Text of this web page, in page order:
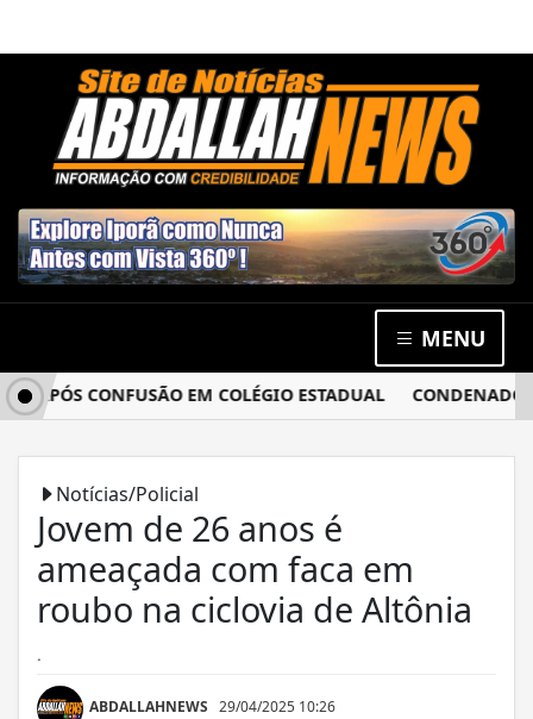
MENU
CONFUSÃO EM COLÉGIO ESTADUAL CONDENADO
Notícias/Policial
Jovem de 26 anos é
ameaçada com faca em
roubo na ciclovia de Altônia
.
ABDALLAHNEWS 29/04/2025 10:26